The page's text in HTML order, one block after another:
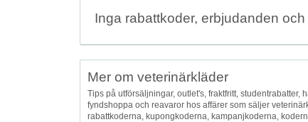
Inga rabattkoder, erbjudanden
Mer om veterinärkläder
Tips på utförsäljningar, outlet's, fraktfritt, studentrabatter,
fyndshoppa och reavaror hos affärer som säljer
rabattkoderna, kupongkoderna, kampanjkoderna,